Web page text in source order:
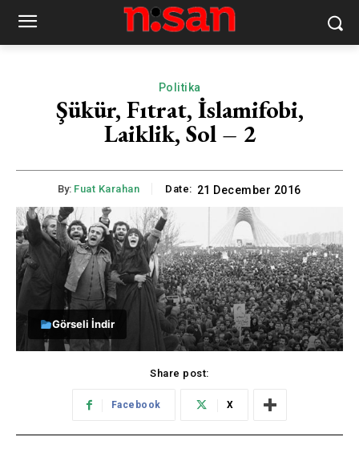
Politika
Şükür, Fıtrat, İslamifobi,
Laiklik, Sol – 2
By: Fuat Karahan Date: 21 December 2016
Görseli İndir
Share post:
Facebook X